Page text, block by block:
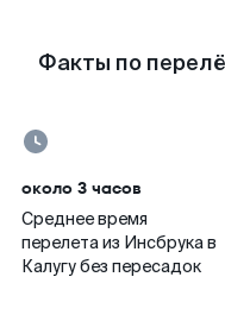
Факты по
около 3 часов
Среднее время
перелета из Инсбрука в
Калугу без пересадок